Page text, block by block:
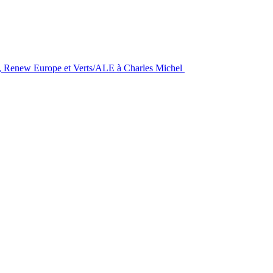
Renew Europe et Verts/ALE à Charles Michel